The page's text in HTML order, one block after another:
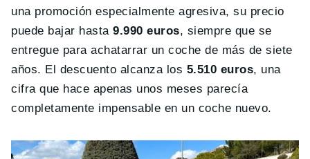
una promoción especialmente agresiva, su precio
puede bajar hasta9.990 euros, siempre que se
entregue para achatarrar un coche de más de siete
años. El descuento alcanza los 5.510 euros, una
cifra que hace apenas unos meses parecía
completamente impensable en un coche nuevo.